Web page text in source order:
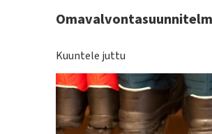
Kuuntele juttu